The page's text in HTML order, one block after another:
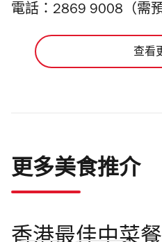
電話：2869 9008（需預
查看
更多美食推介